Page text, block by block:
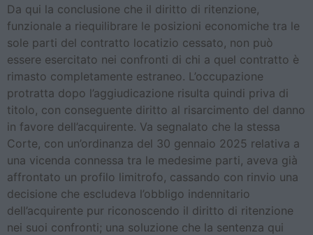
Da qui la conclusione che il diritto di ritenzione,
funzionale a riequilibrare le posizioni economiche tra le
sole parti del contratto locatizio cessato, non può
essere esercitato nei confronti di chi a quel contratto è
rimasto completamente estraneo. L’occupazione
protratta dopo l’aggiudicazione risulta quindi priva di
titolo, con conseguente diritto al risarcimento del danno
in favore dell’acquirente. Va segnalato che la stessa
Corte, con un’ordinanza del 30 gennaio 2025 relativa a
una vicenda connessa tra le medesime parti, aveva già
affrontato un profilo limitrofo, cassando con rinvio una
decisione che escludeva l’obbligo indennitario
dell’acquirente pur riconoscendo il diritto di ritenzione
nei suoi confronti; una soluzione che la sentenza qui